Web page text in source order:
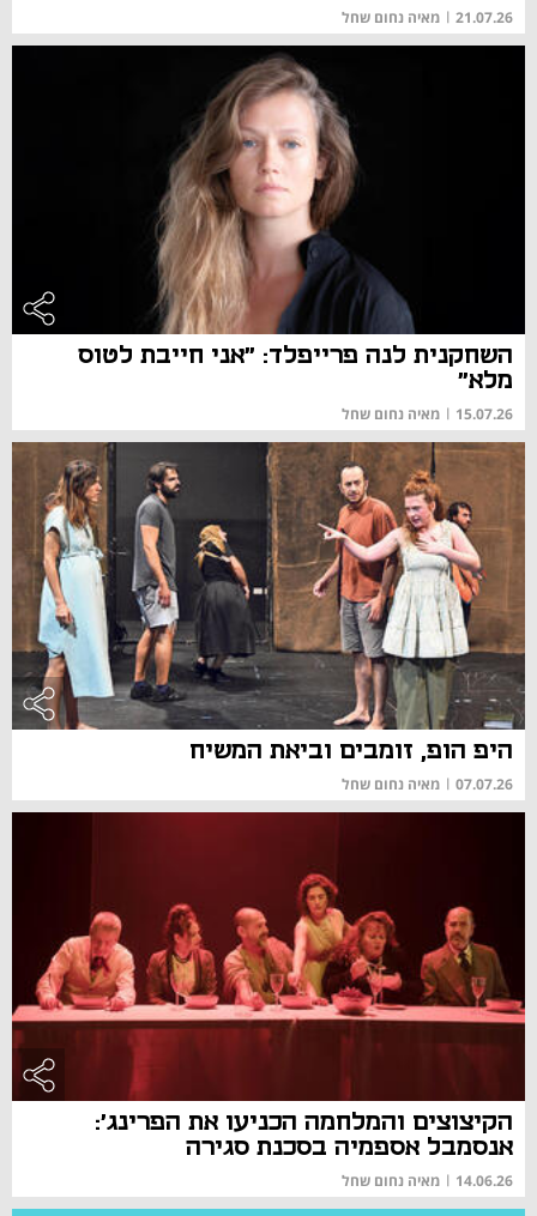
21.07.26
| מאיה נחום שחל
השחקנית לנה פרייפלד: "אני חייבת לטוס
מלא"
15.07.26
| מאיה נחום שחל
היפ הופ, זומבים וביאת המשיח
07.07.26
| מאיה נחום שחל
הקיצוצים והמלחמה הכניעו את הפרינג':
אנסמבל אספמיה בסכנת סגירה
14.06.26
| מאיה נחום שחל